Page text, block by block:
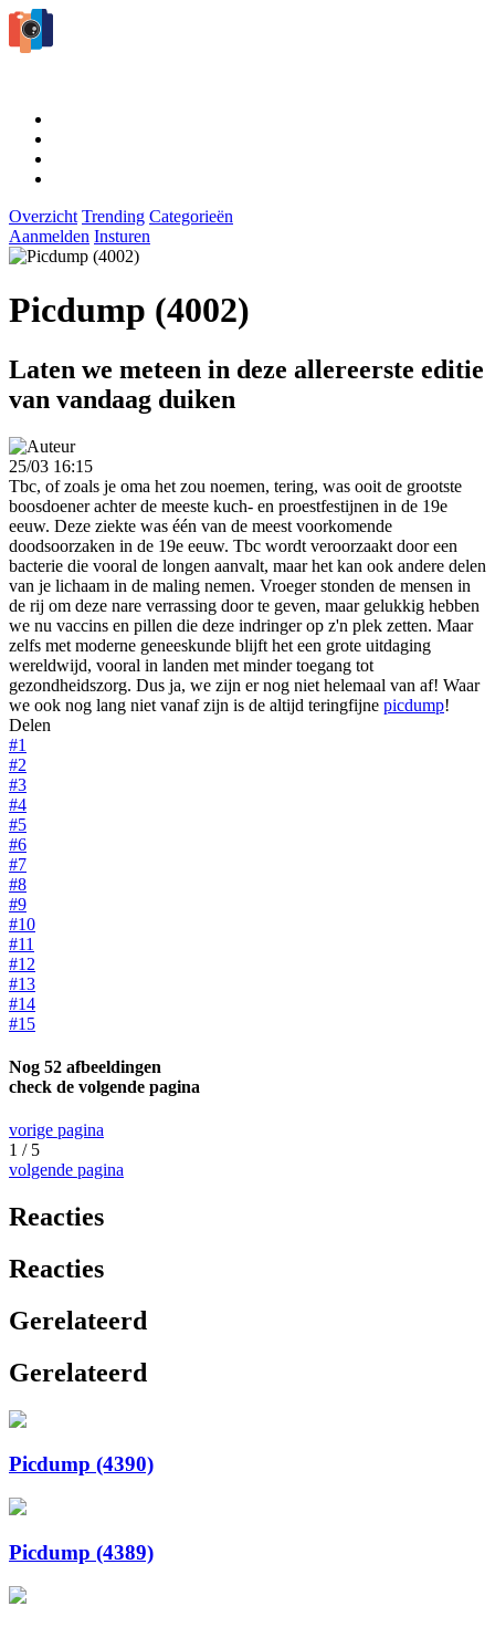
Overzicht Trending Categorieën
Aanmelden Insturen
Picdump (4002)
Laten we meteen in deze allereerste editie
van vandaag duiken
25/03 16:15
Tbc, of zoals je oma het zou noemen, tering, was ooit de grootste
boosdoener achter de meeste kuch- en proestfestijnen in de 19e
eeuw. Deze ziekte was één van de meest voorkomende
doodsoorzaken in de 19e eeuw. Tbc wordt veroorzaakt door een
bacterie die vooral de longen aanvalt, maar het kan ook andere delen
van je lichaam in de maling nemen. Vroeger stonden de mensen in
de rij om deze nare verrassing door te geven, maar gelukkig hebben
we nu vaccins en pillen die deze indringer op z'n plek zetten. Maar
zelfs met moderne geneeskunde blijft het een grote uitdaging
wereldwijd, vooral in landen met minder toegang tot
gezondheidszorg. Dus ja, we zijn er nog niet helemaal van af! Waar
we ook nog lang niet vanaf zijn is de altijd teringfijne picdump!
Delen
#1
#2
#3
#4
#5
#6
#7
#8
#9
#10
#11
#12
#13
#14
#15
Nog 52 afbeeldingen
check de volgende pagina
vorige pagina
1 / 5
volgende pagina
Reacties
Reacties
Gerelateerd
Gerelateerd
Picdump (4390)
Picdump (4389)